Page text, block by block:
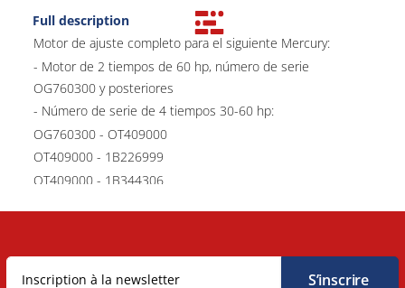
Full description
Motor de ajuste completo para el siguiente Mercury:
- Motor de 2 tiempos de 60 hp, número de serie
OG760300 y posteriores
- Número de serie de 4 tiempos 30-60 hp:
OG760300 - OT409000
OT409000 - 1B226999
OT409000 - 1B344306